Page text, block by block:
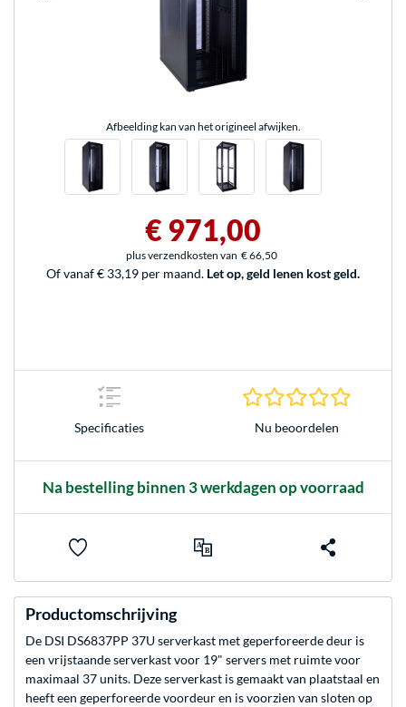
Afbeelding kan van het origineel afwijken.
€ 971,00
plus verzendkosten van € 66,50
Of vanaf € 33,19 per maand. Let op, geld lenen kost geld.
Specificaties Nu beoordelen
Na bestelling binnen 3 werkdagen op voorraad
Productomschrijving
De DSI DS6837PP 37U serverkast met geperforeerde deur is
een vrijstaande serverkast voor 19" servers met ruimte voor
maximaal 37 units. Deze serverkast is gemaakt van plaatstaal en
heeft een geperforeerde voordeur en is voorzien van sloten op